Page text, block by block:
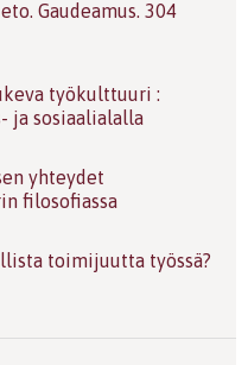
Gaudeamus. 304
työkulttuuri :
ja sosiaalialalla
yhteydet
filosofiassa
toimijuutta työssä?